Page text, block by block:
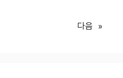
다음 »